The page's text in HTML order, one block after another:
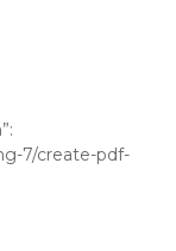
7/create-pdf-